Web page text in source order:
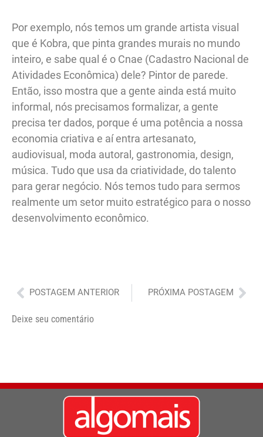
Por exemplo, nós temos um grande artista visual
que é Kobra, que pinta grandes murais no mundo
inteiro, e sabe qual é o Cnae (Cadastro Nacional de
Atividades Econômica) dele? Pintor de parede.
Então, isso mostra que a gente ainda está muito
informal, nós precisamos formalizar, a gente
precisa ter dados, porque é uma potência a nossa
economia criativa e aí entra artesanato,
audiovisual, moda autoral, gastronomia, design,
música. Tudo que usa da criatividade, do talento
para gerar negócio. Nós temos tudo para sermos
realmente um setor muito estratégico para o nosso
desenvolvimento econômico.
Anterior
POSTAGEM ANTERIOR PRÓXIMA POSTAGEM
Deixe seu comentário